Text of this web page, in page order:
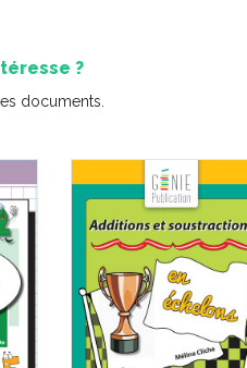
?
documents.